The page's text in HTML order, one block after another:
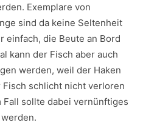
Exemplare von
sind da keine Seltenheit
einfach, die Beute an Bord
kann der Fisch aber auch
werden, weil der Haken
schlicht nicht verloren
Fall sollte dabei vernünftiges